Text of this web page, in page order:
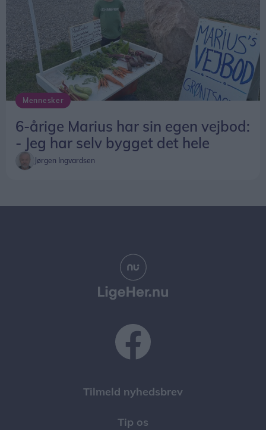
Mennesker
6-årige Marius har sin egen vejbod:
- Jeg har selv bygget det hele
Jørgen Ingvardsen
Tilmeld nyhedsbrev
Tip os